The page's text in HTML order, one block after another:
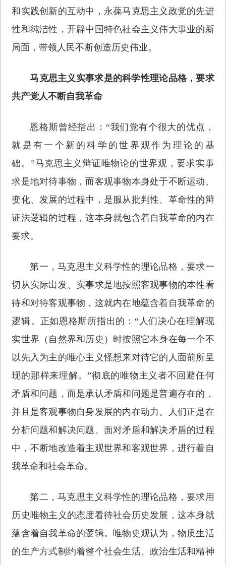
和实践创新的互动中，永葆马克思主义政党的先进
性和纯洁性，开辟中国特色社会主义伟大事业的新
局面，带领人民不断创造历史伟业。
马克思主义实事求是的科学性理论品格，要求
共产党人不断自我革命
恩格斯曾经指出：“我们党有个很大的优点，
就是有一个新的科学的世界观作为理论的基
础。”马克思主义辩证唯物论的世界观，要求实事
求是地对待事物，而客观事物本身处于不断运动、
变化、发展的过程中，是服从批判性、革命性的辩
证法逻辑的过程，这本身就包含着自我革命的内在
要求。
第一，马克思主义科学性的理论品格，要求一
切从实际出发、实事求是地按照客观事物的本性看
待和对待客观事物，这就内在地蕴含着自我革命的
逻辑。正如恩格斯所指出的：“人们决心在理解现
实世界（自然界和历史）时按照它本身在每一个不
以先入为主的唯心主义怪想来对待它的人面前所呈
现的那样来理解。”彻底的唯物主义者不回避任何
矛盾和问题，而是承认矛盾和问题是普遍存在的，
并且是客观事物自身发展的内在动力。人们正是在
分析问题和解决问题、面对矛盾和解决矛盾的过程
中，不断地改造着主观世界和客观世界，进行着自
我革命和社会革命。
第二，马克思主义科学性的理论品格，要求用
历史唯物主义的态度看待社会历史发展，这本身就
蕴含着自我革命的逻辑。唯物史观认为，物质生活
的生产方式制约着整个社会生活、政治生活和精神